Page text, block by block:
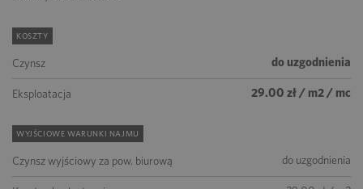
KOSZTY
Czynsz do uzgodnienia
Eksploatacja 29.00 zł / m2 / mc
WYJŚCIOWE WARUNKI NAJMU
Czynsz wyjściowy za pow. biurową do uzgodnienia